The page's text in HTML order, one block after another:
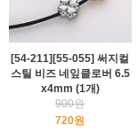
[54-211][55-055] 써지컬
스틸 비즈 네잎클로버 6.5
x4mm (1개)
900원
720원